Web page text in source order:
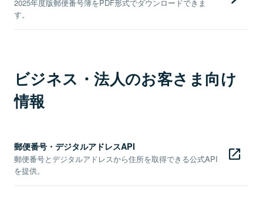
2025年度版郵便番号簿をPDF形式でダウンロードできま
す。
ビジネス・法人のお客さま向け
情報
郵便番号・デジタルアドレスAPI
郵便番号とデジタルアドレスから住所を取得できる公式API
を提供。